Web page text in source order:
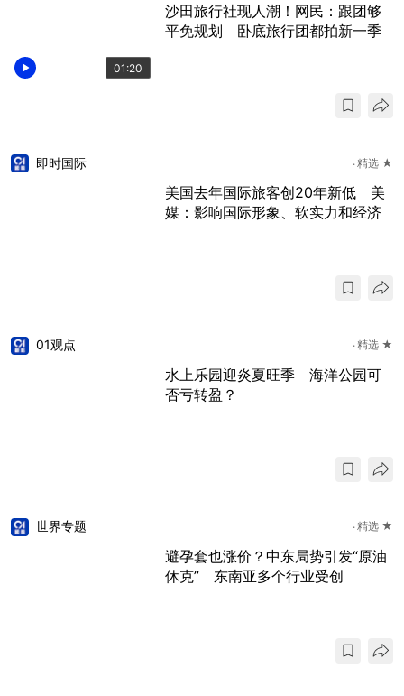
01:20
沙田旅行社现人潮！网民：跟团够
平免规划 卧底旅行团都拍新一季
即时国际 精选 ★
美国去年国际旅客创20年新低 美
媒：影响国际形象、软实力和经济
01观点 精选 ★
水上乐园迎炎夏旺季 海洋公园可
否亏转盈？
世界专题 精选 ★
避孕套也涨价？中东局势引发“原油
休克” 东南亚多个行业受创